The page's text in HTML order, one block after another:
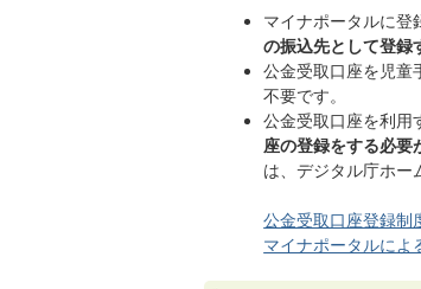
マイナポータルに登
の振込先として登録
公金受取口座を児童
不要です。
公金受取口座を利用
座の登録をする必要
は、デジタル庁ホー
公金受取口座登録制
マイナポータルによ